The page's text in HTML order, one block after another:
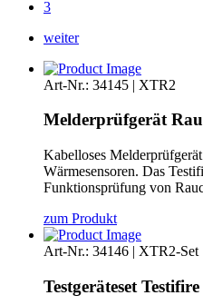
3
weiter
Art-Nr.: 34145 | XTR2
Melderprüfgerät
Kabelloses
Wärmesensoren. Das
Funktionsprüfung von
zum Produkt
Art-Nr.: 34146 | XTR2-Set
Testgeräteset